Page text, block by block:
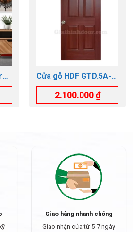
Cửa gỗ HDF GTD.5A-
C12
2.100.000₫
Giao hàng nhanh chóng
Giao nhận cửa từ 5-7 ngày